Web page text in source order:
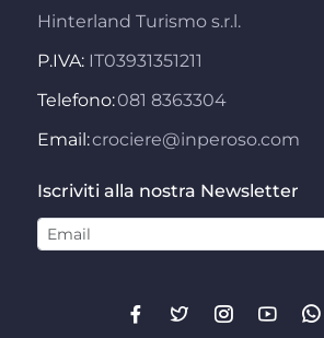
Hinterland Turismo s.r.l.
P.IVA: IT03931351211
Telefono:081 8363304
Email:crociere@inperoso.com
Iscriviti alla nostra Newsletter